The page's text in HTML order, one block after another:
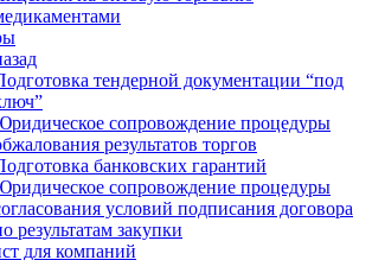
тендерной документации “под
сопровождение процедуры
результатов торгов
банковских гарантий
сопровождение процедуры
условий подписания договора
результатам закупки
для компаний